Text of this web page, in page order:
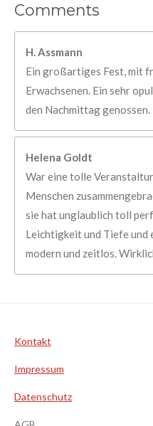
Comments
H. Assmann
Ein großartiges Fest, mit
Erwachsenen. Ein sehr
den Nachmittag genossen.
Helena Goldt
War eine tolle
Menschen
sie hat unglaublich toll
Leichtigkeit und Tiefe und
modern und zeitlos.
Kontakt
Impressum
Datenschutz